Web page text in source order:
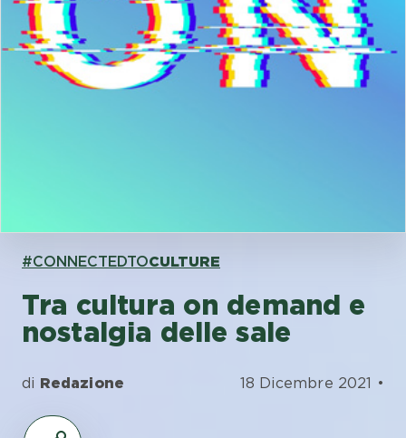
#CONNECTEDTOCULTURE
Tra cultura on demand e
nostalgia delle sale
di Redazione 18 Dicembre 2021 •